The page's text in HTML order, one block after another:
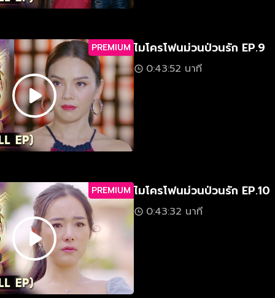
PREMIUM ไมโครโฟนม่วนป่วนรัก EP.9
0:43:52 นาที
PREMIUM ไมโครโฟนม่วนป่วนรัก EP.10
0:43:32 นาที